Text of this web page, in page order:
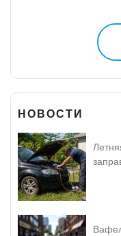
НОВОСТИ